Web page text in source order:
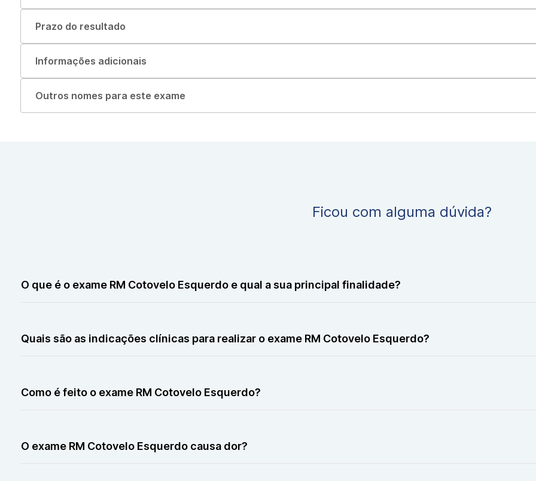
Prazo do resultado
Informações adicionais
Outros nomes para este exame
Ficou com alguma dúvida?
O que é o exame RM Cotovelo Esquerdo e qual a sua principal finalidade?
e alterações articulares.
Quais são as indicações clínicas para realizar o exame RM Cotovelo Esquerdo?
Como é feito o exame RM Cotovelo Esquerdo?
imóvel durante a aquisição das imagens.
O exame RM Cotovelo Esquerdo causa dor?